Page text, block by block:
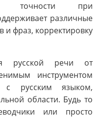
точности при
различные
и фраз, корректировку
русской речи от
инструментом
с русским языком,
области. Будь то
или просто